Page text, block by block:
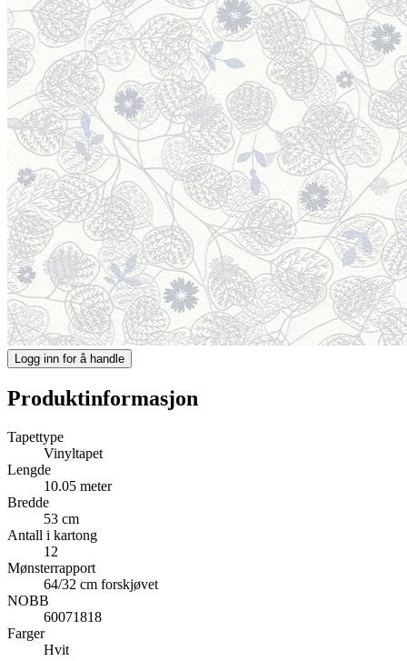
Logg inn for å handle
Produktinformasjon
Tapettype
Vinyltapet
Lengde
10.05 meter
Bredde
53 cm
Antall i kartong
12
Mønsterrapport
64/32 cm forskjøvet
NOBB
60071818
Farger
Hvit